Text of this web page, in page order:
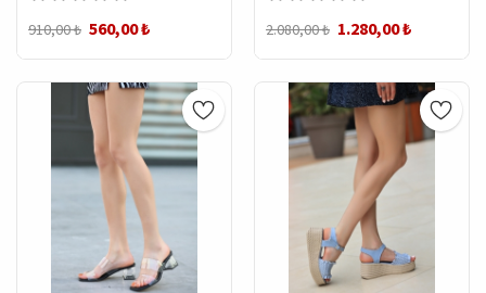
910,00 ₺ 560,00 ₺ 2.080,00 ₺ 1.280,00 ₺